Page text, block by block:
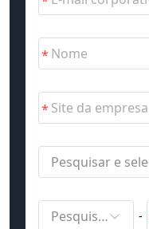
Pesquisar e
Pesquisar e selecionar -